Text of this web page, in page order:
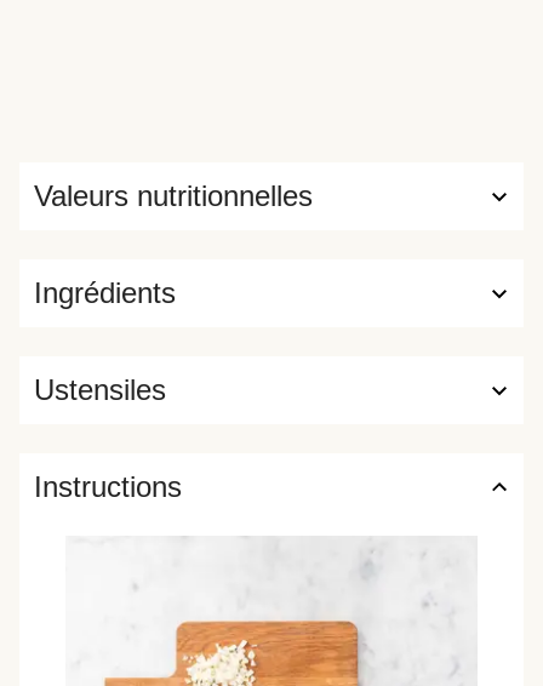
Ingrédients
Valeurs nutritionnelles
Ustensiles
Instructions